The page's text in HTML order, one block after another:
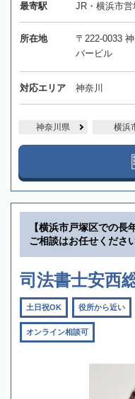
最寄駅 JR・横浜市
所在地
〒222-0033
バービル
対応エリア 神奈川
神奈川県 横浜
【横浜市戸塚区での
ご相談はお任せくださ
司法書士安西
土日祝OK 役所から近い
オンライン相談可